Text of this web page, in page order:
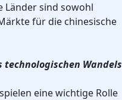
Länder sind sowohl
für die chinesische
Wandels
eine wichtige Rolle